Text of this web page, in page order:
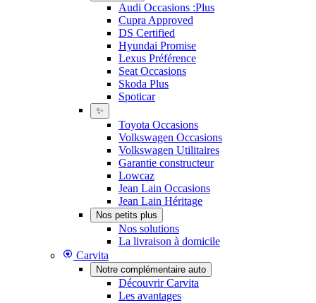
Audi Occasions :Plus
Cupra Approved
DS Certified
Hyundai Promise
Lexus Préférence
Seat Occasions
Skoda Plus
Spoticar
✨
Toyota Occasions
Volkswagen Occasions
Volkswagen Utilitaires
Garantie constructeur
Lowcaz
Jean Lain Occasions
Jean Lain Héritage
Nos petits plus
Nos solutions
La livraison à domicile
Carvita
Notre complémentaire auto
Découvrir Carvita
Les avantages